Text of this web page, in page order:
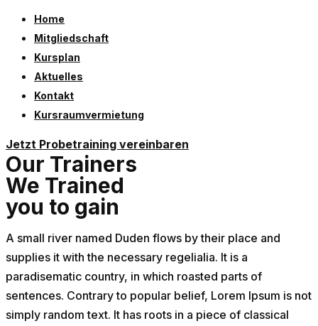
Home
Mitgliedschaft
Kursplan
Aktuelles
Kontakt
Kursraumvermietung
Jetzt Probetraining vereinbaren
Our Trainers
We Trained
you to gain
A small river named Duden flows by their place and
supplies it with the necessary regelialia. It is a
paradisematic country, in which roasted parts of
sentences. Contrary to popular belief, Lorem Ipsum is not
simply random text. It has roots in a piece of classical